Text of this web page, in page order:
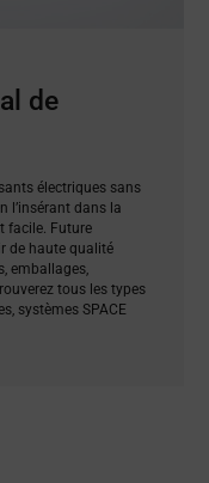
de
électriques sans
l’insérant dans la
facile. Future
de haute qualité
emballages,
tous les types
systèmes SPACE